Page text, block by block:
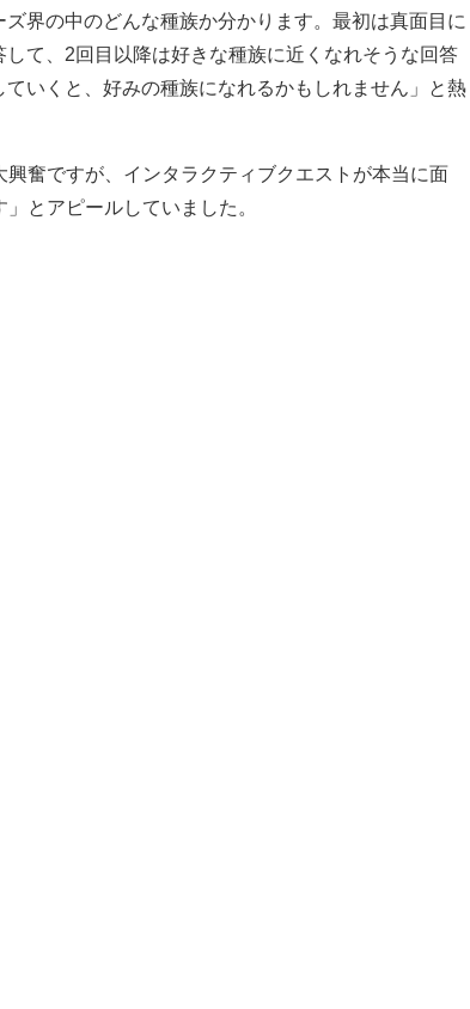
ズ界の中のどんな種族か分かります。最初は真面目に
して、2回目以降は好きな種族に近くなれそうな回答
ていくと、好みの種族になれるかもしれません」と熱
奮ですが、インタラクティブクエストが本当に面
とアピールしていました。